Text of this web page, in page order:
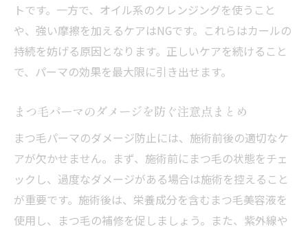
トです。一方で、オイル系のクレンジングを使うこと
や、強い摩擦を加えるケアはNGです。これらはカールの
持続を妨げる原因となります。正しいケアを続けること
で、パーマの効果を最大限に引き出せます。
まつ毛パーマのダメージを防ぐ注意点まとめ
まつ毛パーマのダメージ防止には、施術前後の適切なケ
アが欠かせません。まず、施術前にまつ毛の状態をチェ
ックし、過度なダメージがある場合は施術を控えること
が重要です。施術後は、栄養成分を含むまつ毛美容液を
使用し、まつ毛の補修を促しましょう。また、紫外線や